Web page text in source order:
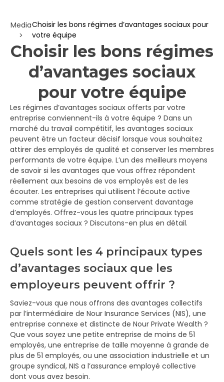
Media
>
Choisir les bons régimes d’avantages sociaux pour
votre équipe
Choisir les bons régimes
d’avantages sociaux
pour votre équipe
Les régimes d’avantages sociaux offerts par votre
entreprise conviennent-ils à votre équipe ? Dans un
marché du travail compétitif, les avantages sociaux
peuvent être un facteur décisif lorsque vous souhaitez
attirer des employés de qualité et conserver les membres
performants de votre équipe. L’un des meilleurs moyens
de savoir si les avantages que vous offrez répondent
réellement aux besoins de vos employés est de les
écouter. Les entreprises qui utilisent l’écoute active
comme stratégie de gestion conservent davantage
d’employés. Offrez-vous les quatre principaux types
d’avantages sociaux ? Discutons-en plus en détail.
Quels sont les 4 principaux types
d’avantages sociaux que les
employeurs peuvent offrir ?
Saviez-vous que nous offrons des avantages collectifs
par l’intermédiaire de Nour Insurance Services (NIS), une
entreprise connexe et distincte de Nour Private Wealth ?
Que vous soyez une petite entreprise de moins de 51
employés, une entreprise de taille moyenne à grande de
plus de 51 employés, ou une association industrielle et un
groupe syndical, NIS a l’assurance employé collective
dont vous avez besoin.